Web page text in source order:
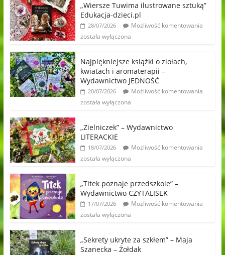
„Wiersze Tuwima ilustrowane sztuką”
Edukacja-dzieci.pl
28/07/2026
Możliwość komentowania
została wyłączona
Najpiękniejsze książki o ziołach,
kwiatach i aromaterapii –
Wydawnictwo JEDNOŚĆ
20/07/2026
Możliwość komentowania
została wyłączona
„Zielniczek” – Wydawnictwo
LITERACKIE
18/07/2026
Możliwość komentowania
została wyłączona
„Titek poznaje przedszkole” –
Wydawnictwo CZYTALISEK
17/07/2026
Możliwość komentowania
została wyłączona
„Sekrety ukryte za szkłem” – Maja
Szanecka – Żołdak